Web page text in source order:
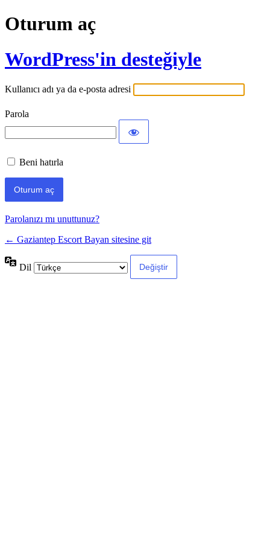
Oturum aç
WordPress'in desteğiyle
Kullanıcı adı ya da e-posta adresi
Parola
Beni hatırla
Parolanızı mı unuttunuz?
← Gaziantep Escort Bayan sitesine git
Dil